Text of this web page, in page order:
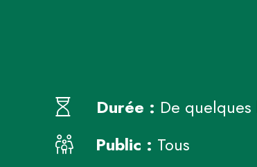
Durée : De
Public : Tous